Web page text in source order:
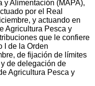
y Alimentación (MAPA),
por el Real
y actuando en
Agricultura Pesca y
que le confiere
I de la Orden
de fijación de límites
de delegación de
Agricultura Pesca y